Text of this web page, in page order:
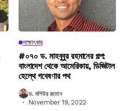
সাক্ষাৎকার
#০৭০ ড. মাহবুবুর রহমানের গল্প:
বাংলাদেশ থেকে আমেরিকায়, ডিজিটাল
হেল্থে গবেষণার পথ
ড. মশিউর রহমান
November 19, 2022